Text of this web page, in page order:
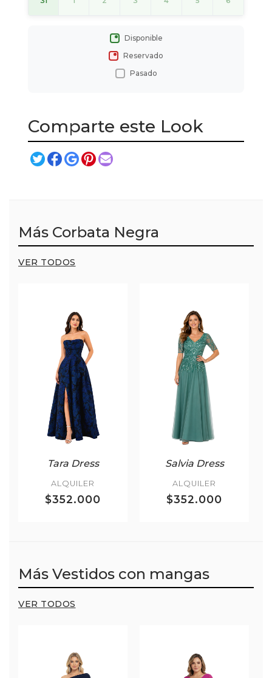
Disponible
Reservado
Pasado
Comparte este Look
Más Corbata Negra
VER TODOS
Tara Dress
ALQUILER
$352.000
Salvia Dress
ALQUILER
$352.000
Más Vestidos con mangas
VER TODOS